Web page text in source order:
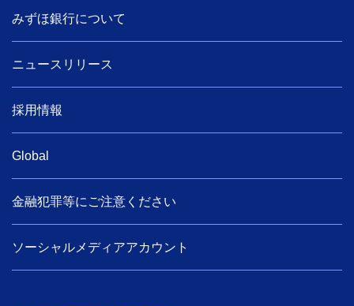
みずほ銀行について
ニュースリリース
採用情報
Global
金融犯罪等にご注意ください
ソーシャルメディアアカウント